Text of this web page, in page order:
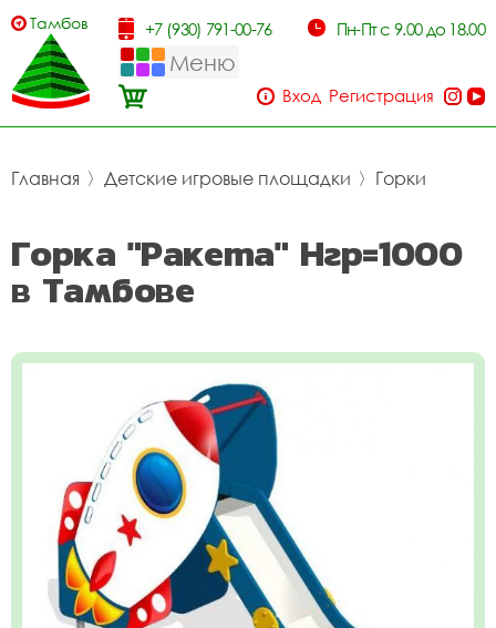
Тамбов +7 (930) 791-00-76 Пн-Пт с 9.00 до 18.00
Меню
Вход Регистрация
Главная 〉 Детские игровые площадки 〉 Горки
Горка "Ракета" Нгр=1000
в Тамбове